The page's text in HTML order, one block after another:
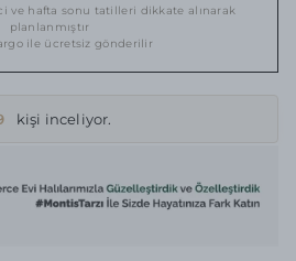
ve hafta sonu tatilleri dikkate alınarak
planlanmıştır
ile ücretsiz gönderilir
kişi inceliyor.